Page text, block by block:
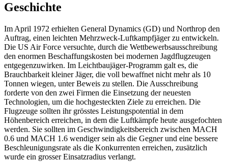
Geschichte
Im April 1972 erhielten General Dynamics (GD) und Northrop den
Auftrag, einen leichten Mehrzweck-Luftkampfjäger zu entwickeln.
Die US Air Force versuchte, durch die Wettbewerbsausschreibung
den enormen Beschaffungskosten bei modernen Jagdflugzeugen
entgegenzuwirken. Im Leichtbaujäger-Programm galt es, die
Brauchbarkeit kleiner Jäger, die voll bewaffnet nicht mehr als 10
Tonnen wiegen, unter Beweis zu stellen. Die Ausschreibung
forderte von den zwei Firmen die Einsetzung der neuesten
Technologien, um die hochgesteckten Ziele zu erreichen. Die
Flugzeuge sollten ihr grösstes Leistungspotential in dem
Höhenbereich erreichen, in dem die Luftkämpfe heute ausgefochten
werden. Sie sollten im Geschwindigkeitsbereich zwischen MACH
0.6 und MACH 1.6 wendiger sein als die Gegner und eine bessere
Beschleunigungsrate als die Konkurrenten erreichen, zusätzlich
wurde ein grosser Einsatzradius verlangt.